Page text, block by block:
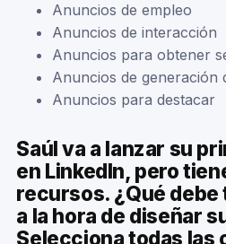
Anuncios de empleo
Anuncios de interacción
Anuncios para obtener
Anuncios de generación
Anuncios para destacar
Saúl va a lanzar su
en LinkedIn, pero
recursos. ¿Qué
a la hora de diseñar
Selecciona todas las